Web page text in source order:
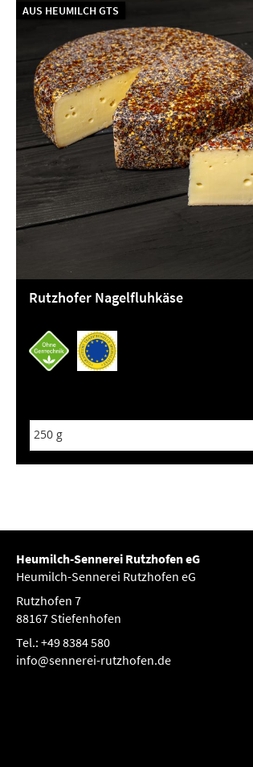
AUS HEUMILCH GTS
Rutzhofer Nagelfluhkäse
Heumilch-Sennerei Rutzhofen eG
Heumilch-Sennerei Rutzhofen eG
Rutzhofen 7
88167 Stiefenhofen
Tel.: +49 8384 580
info@sennerei-rutzhofen.de